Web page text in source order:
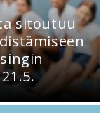
sitoutuu